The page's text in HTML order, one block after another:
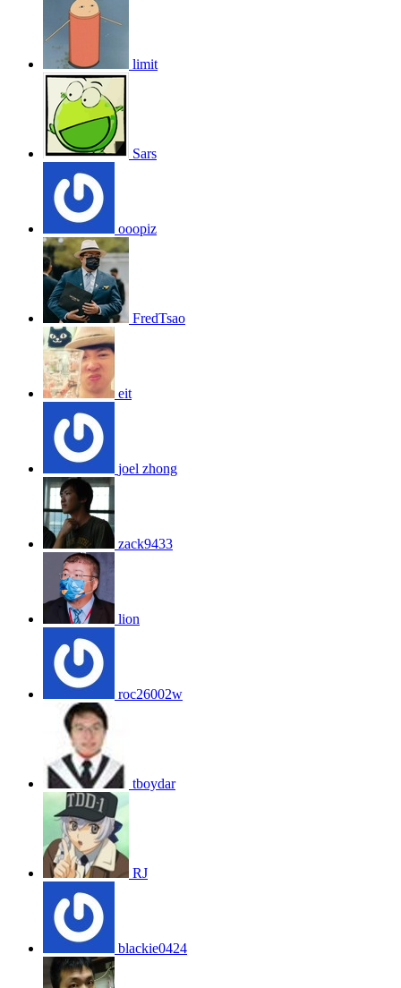
limit
Sars
ooopiz
FredTsao
eit
joel zhong
zack9433
lion
roc26002w
tboydar
RJ
blackie0424